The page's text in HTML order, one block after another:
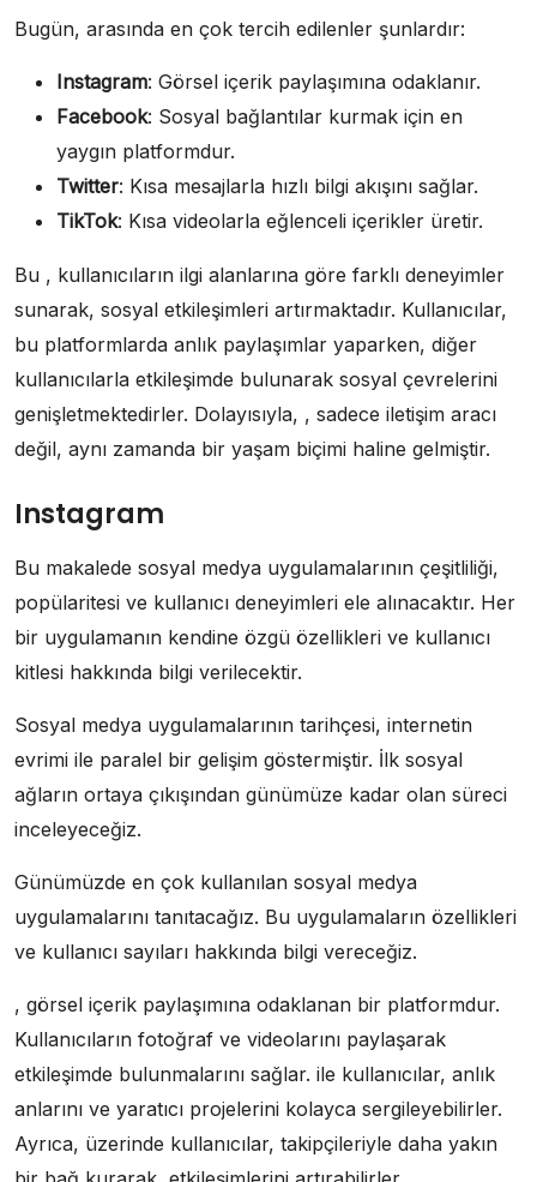
Bugün, arasında en çok tercih edilenler şunlardır:
Instagram: Görsel içerik paylaşımına odaklanır.
Facebook: Sosyal bağlantılar kurmak için en
yaygın platformdur.
Twitter: Kısa mesajlarla hızlı bilgi akışını sağlar.
TikTok: Kısa videolarla eğlenceli içerikler üretir.
Bu , kullanıcıların ilgi alanlarına göre farklı deneyimler
sunarak, sosyal etkileşimleri artırmaktadır. Kullanıcılar,
bu platformlarda anlık paylaşımlar yaparken, diğer
kullanıcılarla etkileşimde bulunarak sosyal çevrelerini
genişletmektedirler. Dolayısıyla, , sadece iletişim aracı
değil, aynı zamanda bir yaşam biçimi haline gelmiştir.
Instagram
Bu makalede sosyal medya uygulamalarının çeşitliliği,
popülaritesi ve kullanıcı deneyimleri ele alınacaktır. Her
bir uygulamanın kendine özgü özellikleri ve kullanıcı
kitlesi hakkında bilgi verilecektir.
Sosyal medya uygulamalarının tarihçesi, internetin
evrimi ile paralel bir gelişim göstermiştir. İlk sosyal
ağların ortaya çıkışından günümüze kadar olan süreci
inceleyeceğiz.
Günümüzde en çok kullanılan sosyal medya
uygulamalarını tanıtacağız. Bu uygulamaların özellikleri
ve kullanıcı sayıları hakkında bilgi vereceğiz.
, görsel içerik paylaşımına odaklanan bir platformdur.
Kullanıcıların fotoğraf ve videolarını paylaşarak
etkileşimde bulunmalarını sağlar. ile kullanıcılar, anlık
anlarını ve yaratıcı projelerini kolayca sergileyebilirler.
Ayrıca, üzerinde kullanıcılar, takipçileriyle daha yakın